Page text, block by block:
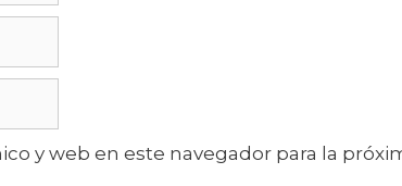
y web en este navegador para la